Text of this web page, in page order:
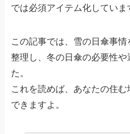
では必須アイテム化していま
この記事では、雪の日傘事情
整理し、冬の日傘の必要性や
た。
これを読めば、あなたの住
できますよ。